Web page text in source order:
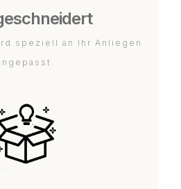
speziell an Ihr Anliegen